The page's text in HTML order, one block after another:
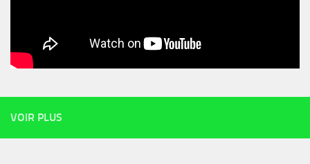
VOIR PLUS